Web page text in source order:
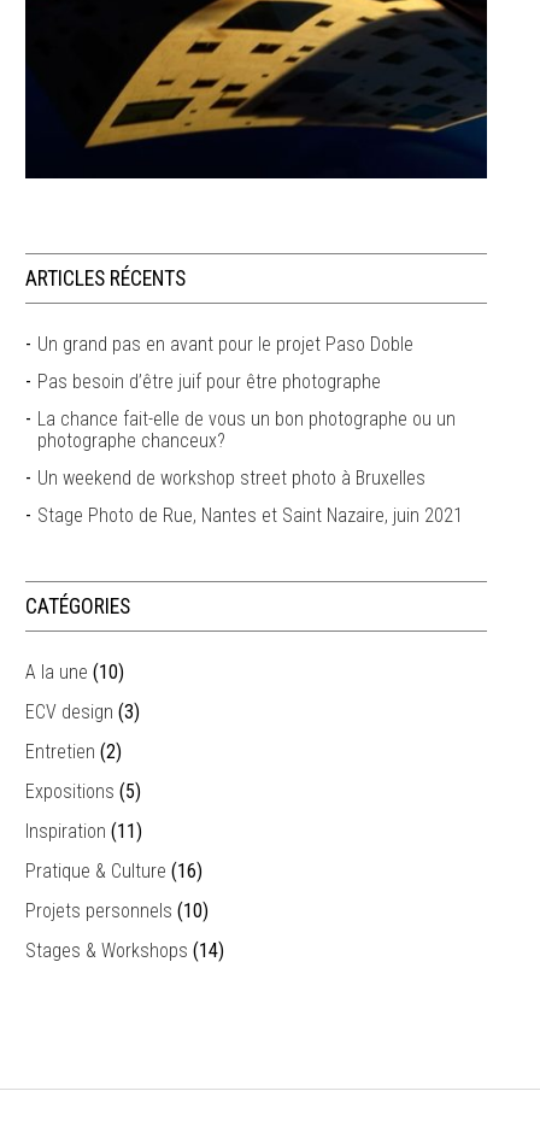
ARTICLES RÉCENTS
Un grand pas en avant pour le projet Paso Doble
Pas besoin d’être juif pour être photographe
La chance fait-elle de vous un bon photographe ou un
photographe chanceux?
Un weekend de workshop street photo à Bruxelles
Stage Photo de Rue, Nantes et Saint Nazaire, juin 2021
CATÉGORIES
A la une (10)
ECV design (3)
Entretien (2)
Expositions (5)
Inspiration (11)
Pratique & Culture (16)
Projets personnels (10)
Stages & Workshops (14)